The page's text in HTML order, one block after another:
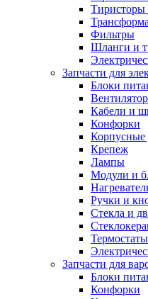
Фильтры
Шланги и
Запчасти для
Блоки
Кабели и
Конфорки
Корпусные
Крепеж
Лампы
Модули и
Ручки и
Стекла и
Запчасти для
Блоки
Конфорки